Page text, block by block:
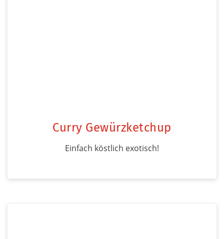
Curry Gewürzketchup
Einfach köstlich exotisch!